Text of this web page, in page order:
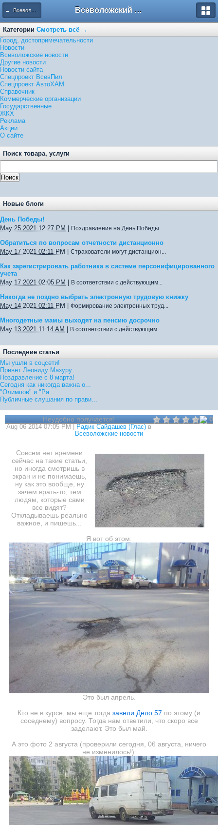
← Всеволожские новости Всеволожский форум
Категории Смотреть всё →
Город, достопримечательности
Новости
Всеволожские новости
Другие новости
Новости сайта
Спецпроект ВсевПил
Спецпроект АвтоХАМ
Справочник
Коммерческие организации
Государственные
ЖКХ
Реклама
Акции
О сайте
Поиск товара, услуги
Новые блоги
День Победы!
May 25 2021 12:27 PM
Поздравление на День Победы.
Обратиться по вопросам отчетности дистанционно
May 17 2021 02:11 PM
Страхователи могут дистанцион...
Как зарегистрировать работника в системе персонифицированного
учета
May 17 2021 02:05 PM
В соответствии с действующим...
Никогда не поздно выбрать электронную трудовую книжку
May 14 2021 02:11 PM
Формирование электронных труд...
Многодетные мамы выходят на пенсию досрочно
May 13 2021 11:14 AM
В соответствии с действующим...
Последние статьи
Мы ушли в соцсети!
Привет Леониду Мазуру
Поздравление с 8 марта!
Сегодня как никогда важна о...
"Олимпов" и "Ра...
Публичные слушания по прави...
0
Неудобно получается!
Aug 06 2014 07:05 PM | Радик Сайдашев (Глас) в
Всеволожские новости
Совсем нет времени
сейчас на такие статьи,
но иногда смотришь в
экран и не понимаешь,
ну как это вообще, ну
зачем врать-то, тем
людям, которые сами
все видят?
Откладываешь реально
важное, и пишешь...
Я вот об этом:
Это был апрель.
Кто не в курсе, мы еще тогда завели Дело 57 по этому (и
соседнему) вопросу. Тогда нам ответили, что скоро все
заделают. Это был май.
А это фото 2 августа (проверили сегодня, 06 августа, ничего
не изменилось!):